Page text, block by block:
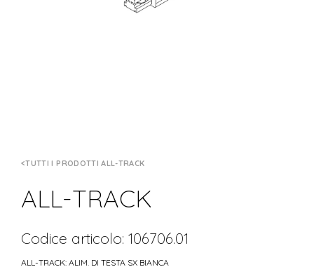
TUTTI I PRODOTTI ALL-TRACK
ALL-TRACK
Codice articolo: 106706.01
ALL-TRACK: ALIM. DI TESTA SX BIANCA